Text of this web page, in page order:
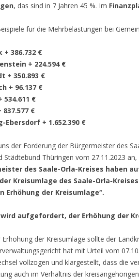
, das sind in 7 Jahren 45 %. Im
für die Mehrbelastungen bei
+ 386.732 €
+ 224.594 €
+ 350.893 €
+ 96.137 €
534.611 €
€
Ebersdorf + 1.652.390 €
der Forderung der Bürgermeister des
Städtebund Thüringen vom 27.11.2023
des Saale-Orla-Kreises haben
Kreisumlage des Saale-Orla-
Erhöhung der Kreisumlage“.
aufgefordert, der Erhöhung der
der Kreisumlage sollte der
hat mit Urteil vom
vollzogen und klargestellt, dass die
auch im Verhältnis der